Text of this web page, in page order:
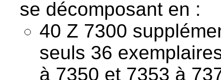
se décomposant en :
40 Z 7300
seuls 36
à 7350 et 7353 à